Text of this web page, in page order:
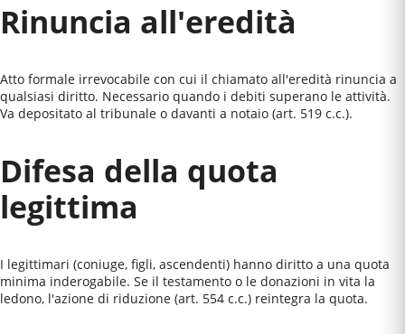
Rinuncia all'eredità
Atto formale irrevocabile con cui il chiamato all'eredità rinuncia a
qualsiasi diritto. Necessario quando i debiti superano le attività.
Va depositato al tribunale o davanti a notaio (art. 519 c.c.).
Difesa della quota
legittima
I legittimari (coniuge, figli, ascendenti) hanno diritto a una quota
minima inderogabile. Se il testamento o le donazioni in vita la
ledono, l'azione di riduzione (art. 554 c.c.) reintegra la quota.